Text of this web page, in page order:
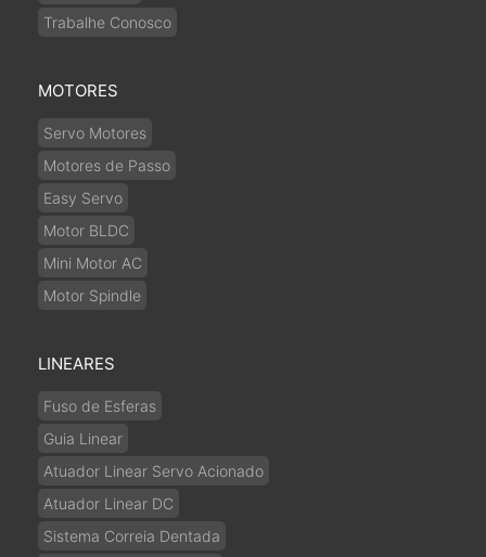
Trabalhe Conosco
MOTORES
Servo Motores
Motores de Passo
Easy Servo
Motor BLDC
Mini Motor AC
Motor Spindle
LINEARES
Fuso de Esferas
Guia Linear
Atuador Linear Servo Acionado
Atuador Linear DC
Sistema Correia Dentada